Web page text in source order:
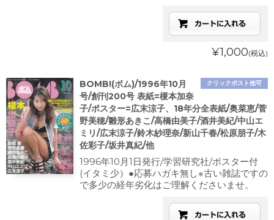
¥1,000(税込)
クリックポスト他可
BOMB!(ボム)/1996年10月
号/創刊200号 表紙=榎本加奈
子/ポスター=広末涼子、18年分全表紙/奥菜恵/菅
野美穂/雛形あきこ/高橋由美子/酒井美紀/中山エ
ミリ/広末涼子/鈴木紗理奈/新山千春/松原朋子/木
佐彩子/坂井真紀/他
1996年10月1日発行/学習研究社/ポスター付
(イタミ少）●応募ハガキ無し※古い雑誌ですの
で多少の経年劣化はご理解くださいませ。